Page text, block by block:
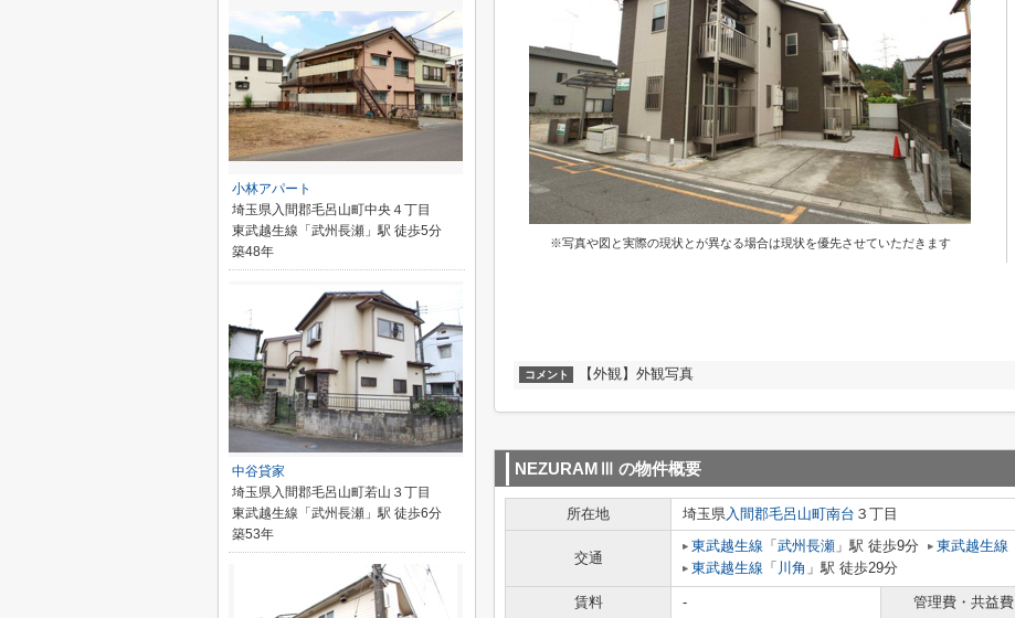
※写真や図と実際の現状とが異なる場合は現状を優先させていただきます
コメント 【外観】外観写真
NEZURAMⅢ の物件概要
所在地 埼玉県入間郡毛呂山町南台 ３丁目
交通
東武越生線 「 武州長瀬 」駅 徒歩9分 東武越生線
東武越生線 「 川角 」駅 徒歩29分
賃料 - 管理費・共益費
小林アパート
埼玉県入間郡毛呂山町中央４丁目
東武越生線「武州長瀬」駅 徒歩5分
築48年
中谷貸家
埼玉県入間郡毛呂山町若山３丁目
東武越生線「武州長瀬」駅 徒歩6分
築53年